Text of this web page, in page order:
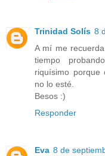
Trinidad Solís 8
A mí me
tiempo
riquísimo porque
no lo esté.
Besos :)
Responder
Eva 8 de